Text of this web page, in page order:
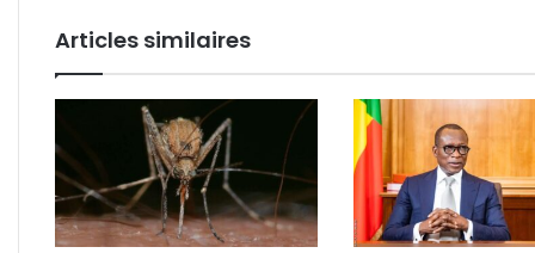
Articles similaires